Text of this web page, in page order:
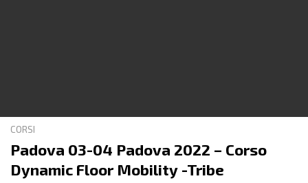
CORSI
Padova 03-04 Padova 2022 – Corso
Dynamic Floor Mobility -Tribe